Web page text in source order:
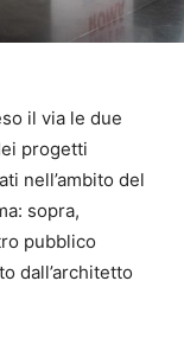
il via le due
progetti
nell’ambito del
sopra,
pubblico
dall’architetto